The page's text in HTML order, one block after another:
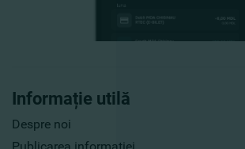
Informație utilă
Despre noi